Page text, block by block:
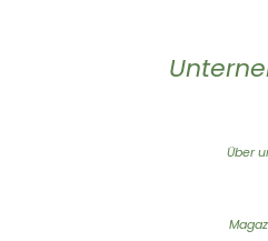
Über